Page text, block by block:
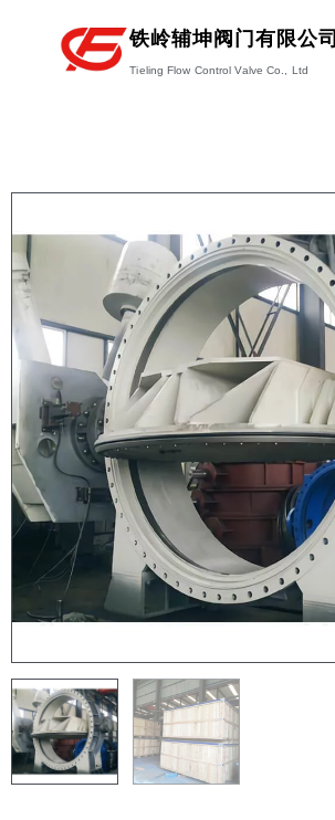
铁岭辅坤阀门有限公司
Tieling Flow Control Valve Co., Ltd